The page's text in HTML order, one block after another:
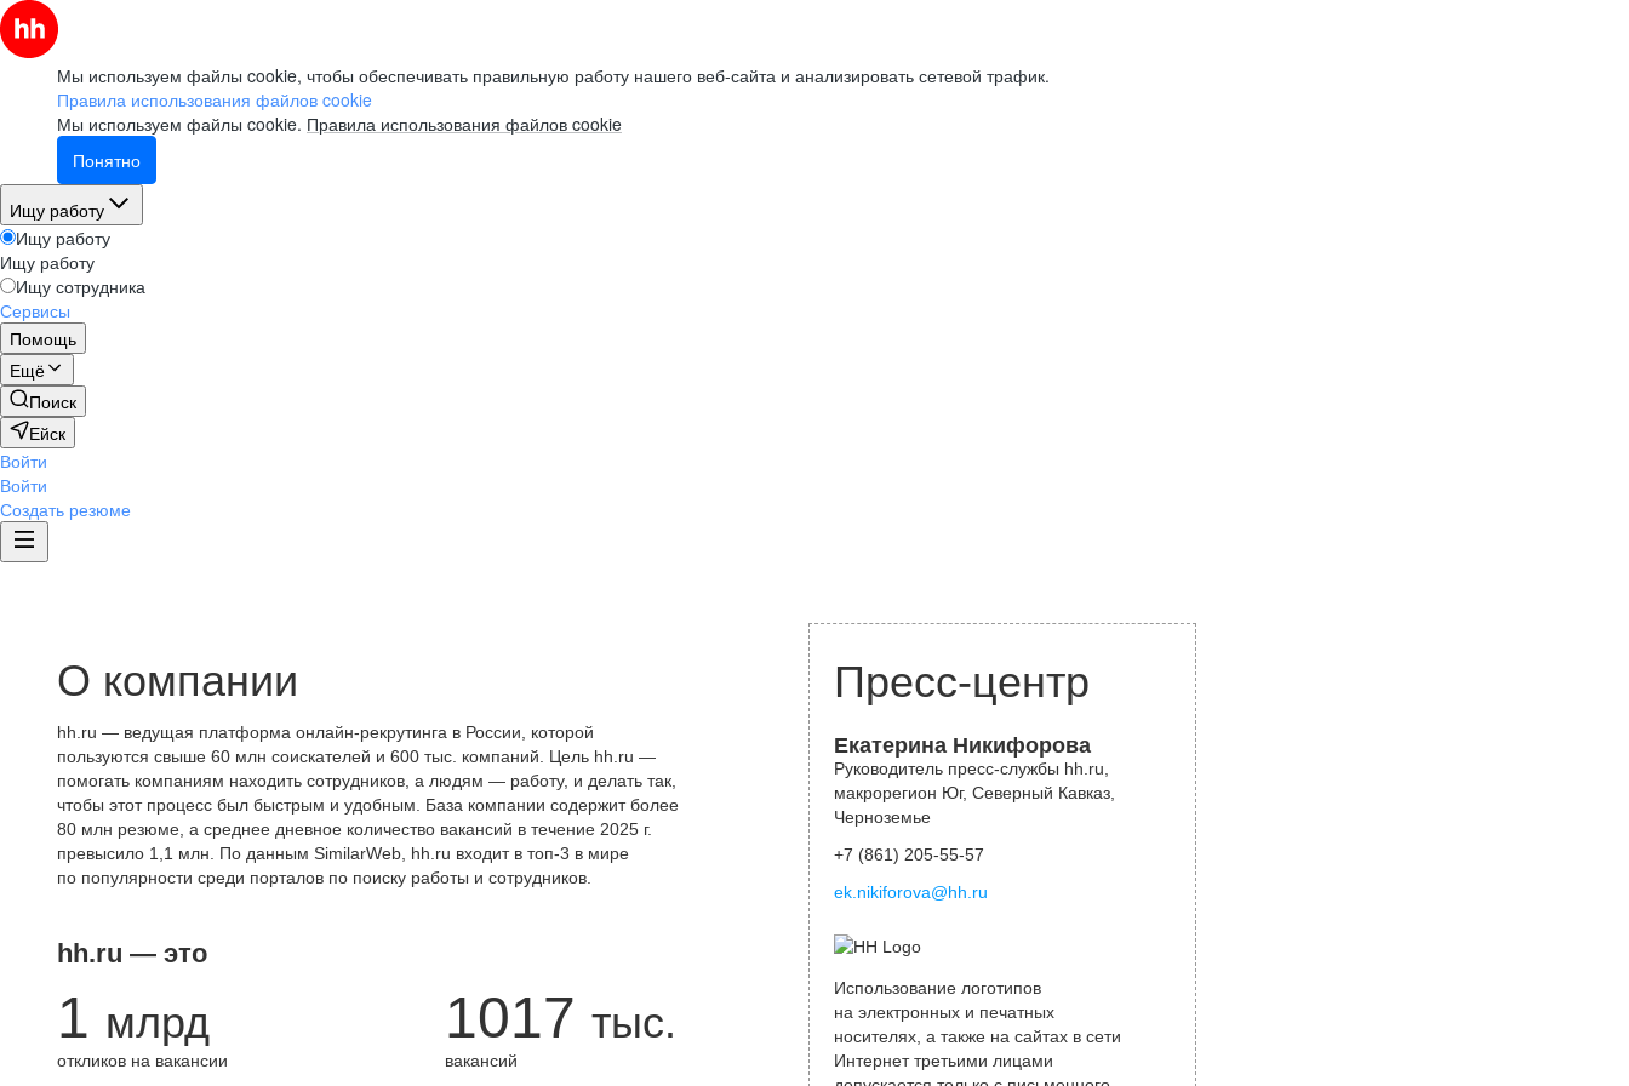
Мы используем файлы cookie, чтобы обеспечивать правильную работу нашего веб-сайта и анализировать сетевой трафик.
Правила использования файлов cookie
Мы используем файлы cookie. Правила использования файлов cookie
Понятно
Ищу работу
Ищу работу
Ищу работу
Ищу сотрудника
Сервисы
Помощь
Ещё
Поиск
Ейск
Войти
Войти
Создать резюме
О компании
hh.ru — ведущая платформа онлайн-рекрутинга в России, которой
пользуются свыше 60 млн соискателей и 600 тыс. компаний. Цель hh.ru —
помогать компаниям находить сотрудников, а людям — работу, и делать так,
чтобы этот процесс был быстрым и удобным. База компании содержит более
80 млн резюме, а среднее дневное количество вакансий в течение 2025 г.
превысило 1,1 млн. По данным SimilarWeb, hh.ru входит в топ-3 в мире
по популярности среди порталов по поиску работы и сотрудников.
hh.ru — это
1 млрд
откликов на вакансии
1017 тыс.
вакансий
Пресс-центр
Екатерина Никифорова
Руководитель пресс-службы hh.ru,
макрорегион Юг, Северный Кавказ,
Черноземье
+7 (861) 205-55-57
ek.nikiforova@hh.ru
Использование логотипов
на электронных и печатных
носителях, а также на сайтах в сети
Интернет третьими лицами